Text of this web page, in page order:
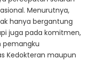
Menurutnya,
hanya bergantung
juga pada komitmen,
pemangku
Kedokteran maupun